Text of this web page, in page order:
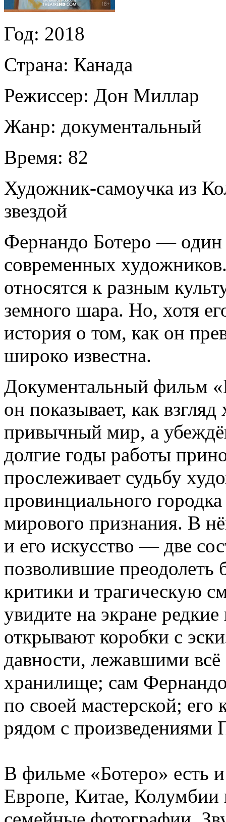
Год: 2018
Страна: Канада
Режиссер: Дон Миллар
Жанр: документальный
Время: 82
Художник-самоучка из
звездой
Фернандо Ботеро —
современных
относятся к разным
земного шара. Но, хотя
история о том, как он
широко известна.
Документальный фильм
он показывает, как
привычный мир, а
долгие годы работы
прослеживает судьбу
провинциального
мирового признания. В
и его искусство — две
позволившие преодолеть
критики и трагическую
увидите на экране
открывают коробки с
давности, лежавшими
хранилище; сам
по своей мастерской; его
рядом с произведениями
В фильме «Ботеро» есть
Европе, Китае,